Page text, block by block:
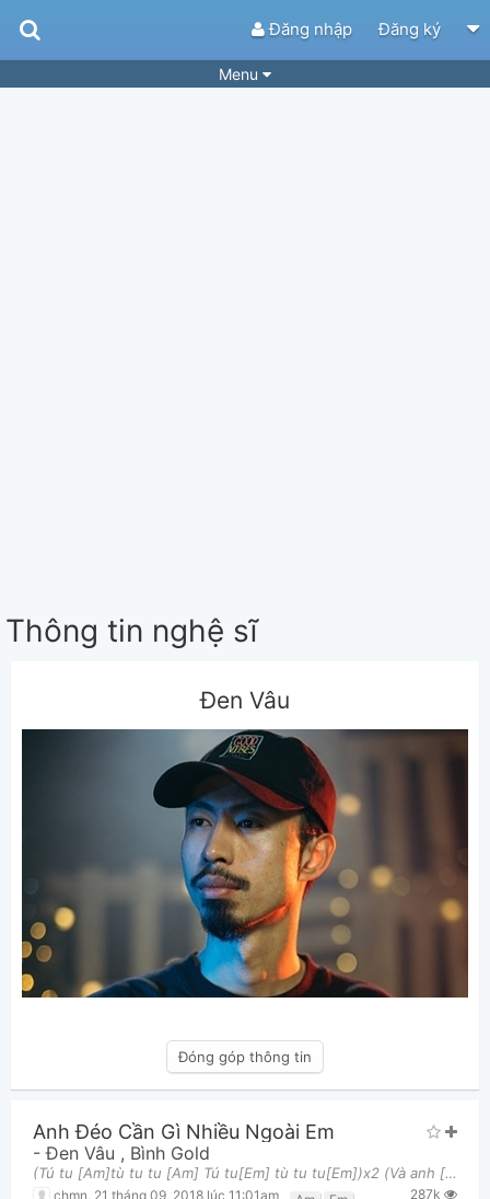
Đăng nhập Đăng ký
Menu
Thông tin nghệ sĩ
Đen Vâu
Đóng góp thông tin
Anh Đéo Cần Gì Nhiều Ngoài Em
-Đen Vâu , Bình Gold
(Tú tu [Am]tù tu tu [Am] Tú tu[Em] tù tu tu[Em])x2 (Và anh [Am]đéo cần gì nhiều ngoài em[Am] Và a
chmn, 21 tháng 09, 2018 lúc 11:01am 287k